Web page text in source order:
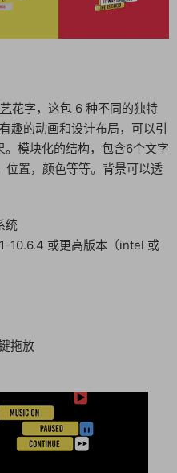
花字，这包 6 种不同的独特
趣的动画和设计布局，可以引
。模块化的结构，包含6个文字
位置，颜色等等。背景可以透
统
10.6.4 或更高版本（intel 或
拖放